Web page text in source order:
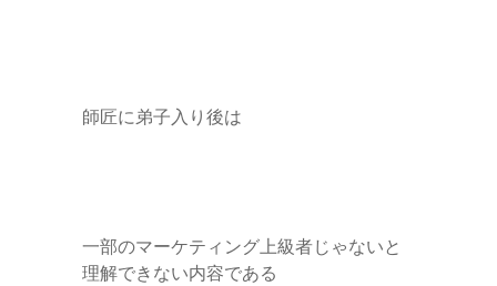
師匠に弟子入り後は
一部のマーケティング上級者じゃないと
理解できない内容である